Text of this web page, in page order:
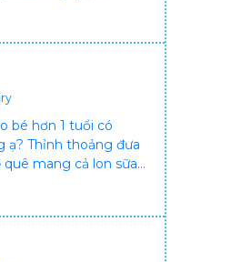
trạng vậy nên làm
ai cũng xót, mẹ cũng
Cảm ơn bác sĩ.
bé hơn 1 tuổi có
ạ? Thỉnh thoảng đưa
quê mang cả lon sữa
muốn đổi cho bé